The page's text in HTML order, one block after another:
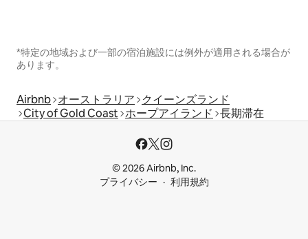
*特定の地域および一部の宿泊施設には例外が適用される場合が
あります。
Airbnb オーストラリア
クイーンズランド
City of Gold Coast ホープアイランド 長期滞在
© 2026 Airbnb, Inc.
プライバシー
利用規約